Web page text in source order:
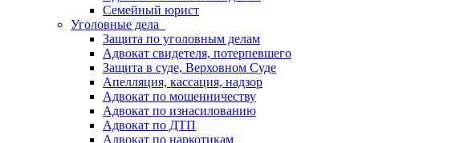
Семейный юрист
Уголовные дела
Защита по уголовным делам
Адвокат свидетеля, потерпевшего
Защита в суде, Верховном Суде
Апелляция, кассация, надзор
Адвокат по мошенничеству
Адвокат по изнасилованию
Адвокат по ДТП
Адвокат по наркотикам